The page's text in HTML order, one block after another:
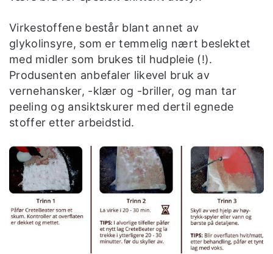
Virkestoffene består blant annet av
glykolinsyre, som er temmelig nært beslektet
med midler som brukes til hudpleie (!).
Produsenten anbefaler likevel bruk av
vernehansker, -klær og -briller, og man tar
peeling og ansiktskurer med dertil egnede
stoffer etter arbeidstid.